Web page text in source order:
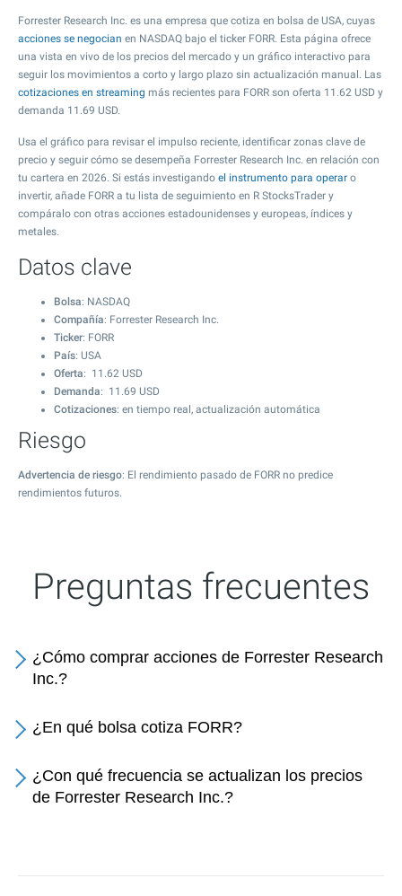
Forrester Research Inc. es una empresa que cotiza en bolsa de USA, cuyas
acciones se negocian en NASDAQ bajo el ticker FORR. Esta página ofrece
una vista en vivo de los precios del mercado y un gráfico interactivo para
seguir los movimientos a corto y largo plazo sin actualización manual. Las
cotizaciones en streaming más recientes para FORR son oferta 11.62 USD y
demanda 11.69 USD.
Usa el gráfico para revisar el impulso reciente, identificar zonas clave de
precio y seguir cómo se desempeña Forrester Research Inc. en relación con
tu cartera en 2026. Si estás investigando el instrumento para operar o
invertir, añade FORR a tu lista de seguimiento en R StocksTrader y
compáralo con otras acciones estadounidenses y europeas, índices y
metales.
Datos clave
Bolsa: NASDAQ
Compañía: Forrester Research Inc.
Ticker: FORR
País: USA
Oferta: 11.62 USD
Demanda: 11.69 USD
Cotizaciones: en tiempo real, actualización automática
Riesgo
Advertencia de riesgo: El rendimiento pasado de FORR no predice
rendimientos futuros.
Preguntas frecuentes
¿Cómo comprar acciones de Forrester Research
Inc.?
¿En qué bolsa cotiza FORR?
¿Con qué frecuencia se actualizan los precios
de Forrester Research Inc.?